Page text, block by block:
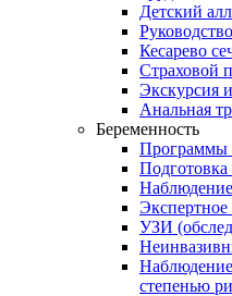
Детский
Кесарево
Страховой
Экскурсия
Анальная
Беременность
Программы
Подготовка
Экспертное
УЗИ
степенью